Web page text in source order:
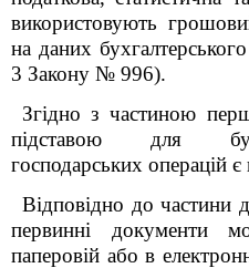
використовують
на даних
3 Закону № 996).
Згідно з частиною
підставою для
господарських операцій
Відповідно до частини
первинні документи
паперовій або в